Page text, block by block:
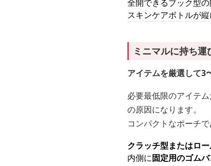
全開できるブック型
スキンケアボトルが
ミニマルに持ち
アイテムを厳選して3
必要最低限のアイテ
の原因になります。
コンパクトなポーチ
クラッチ型またはロ
内側に固定用のゴム